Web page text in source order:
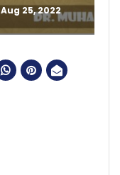
Aug 25, 2022